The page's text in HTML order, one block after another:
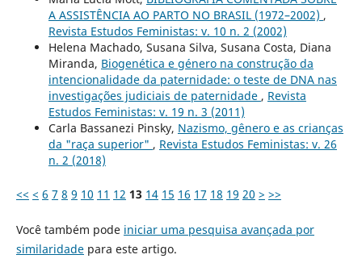
A ASSISTÊNCIA AO PARTO NO BRASIL (1972–2002) ,
Revista Estudos Feministas: v. 10 n. 2 (2002)
Helena Machado, Susana Silva, Susana Costa, Diana
Miranda, Biogenética e género na construção da
intencionalidade da paternidade: o teste de DNA nas
investigações judiciais de paternidade , Revista
Estudos Feministas: v. 19 n. 3 (2011)
Carla Bassanezi Pinsky, Nazismo, gênero e as crianças
da "raça superior" , Revista Estudos Feministas: v. 26
n. 2 (2018)
<< < 6 7 8 9 10 11 12 13 14 15 16 17 18 19 20 > >>
Você também pode iniciar uma pesquisa avançada por
similaridadepara este artigo.